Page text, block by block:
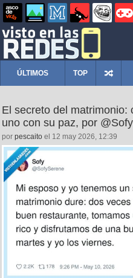
ÚLTIMOS TOP
El secreto del
uno con su paz, por
por pescaito el 12 may 2026, 12:39